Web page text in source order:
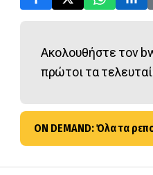
Ακολουθήστε τον
πρώτοι τα
ON DEMAND: Όλα τα